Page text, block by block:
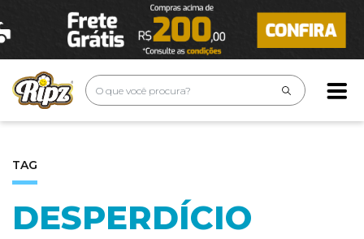
TAG
DESPERDÍCIO